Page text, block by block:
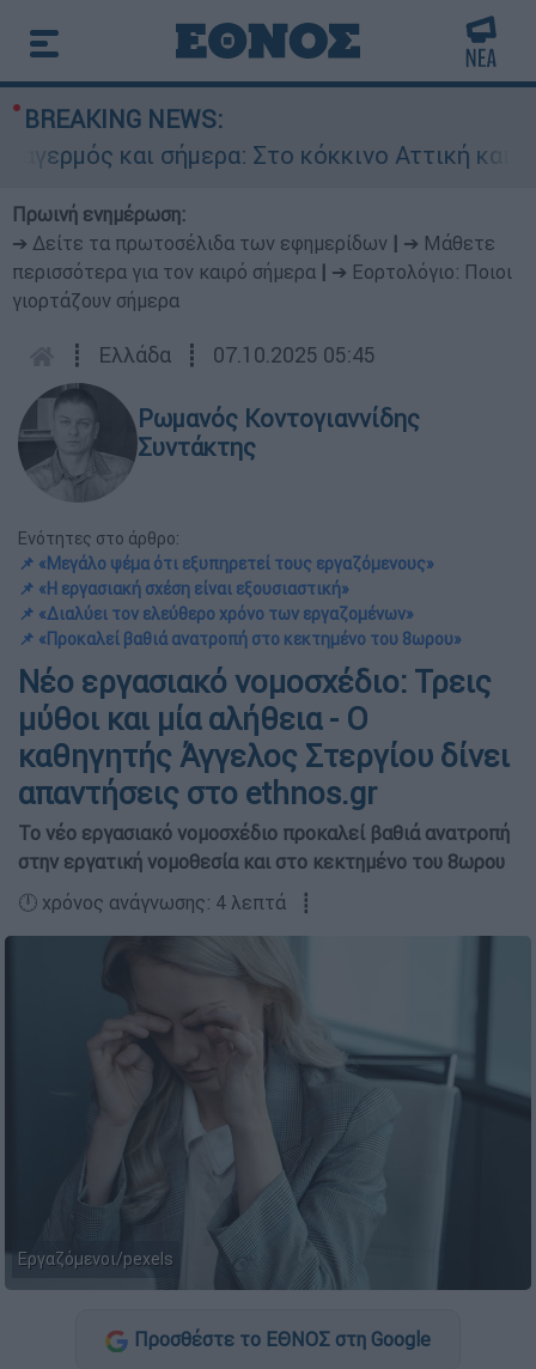
BREAKING NEWS:
και σήμερα: Στο κόκκινο Αττική και 6
Πρωινή ενημέρωση:
➔ Δείτε τα πρωτοσέλιδα των εφημερίδων
➔ Μάθετε
περισσότερα για τον καιρό σήμερα
➔ Εορτολόγιο: Ποιοι
γιορτάζουν σήμερα
┋ Ελλάδα ┋ 07.10.2025 05:45
Ρωμανός Κοντογιαννίδης
Συντάκτης
Ενότητες στο άρθρο:
📌 «Μεγάλο ψέμα ότι εξυπηρετεί τους εργαζόμενους»
📌 «Η εργασιακή σχέση είναι εξουσιαστική»
📌 «Διαλύει τον ελεύθερο χρόνο των εργαζομένων»
📌 «Προκαλεί βαθιά ανατροπή στο κεκτημένο του 8ωρου»
Νέο εργασιακό νομοσχέδιο: Τρεις
μύθοι και μία αλήθεια - Ο
καθηγητής Άγγελος Στεργίου δίνει
απαντήσεις στο ethnos.gr
Το νέο εργασιακό νομοσχέδιο προκαλεί βαθιά ανατροπή
στην εργατική νομοθεσία και στο κεκτημένο του 8ωρου
🕛 χρόνος ανάγνωσης: 4 λεπτά ┋
Εργαζόμενοι/pexels
Προσθέστε το ΕΘΝΟΣ στη Google